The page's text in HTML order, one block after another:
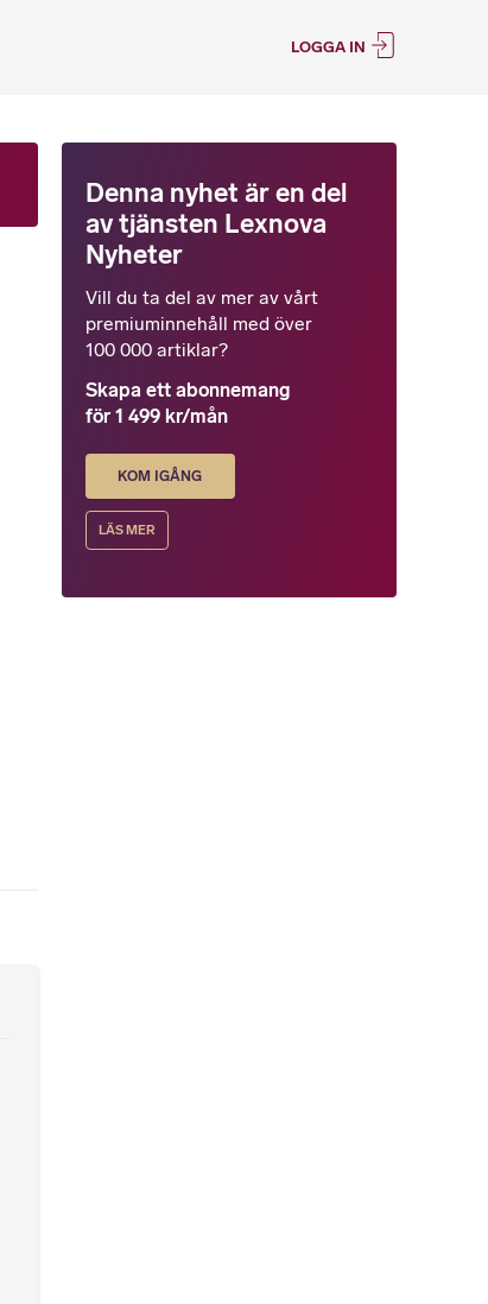
LOGGA IN
Denna nyhet är en del
av tjänsten Lexnova
Nyheter
Vill du ta del av mer av vårt
premiuminnehåll med över
100 000 artiklar?
Skapa ett abonnemang
för 1 499 kr/mån
KOM IGÅNG
LÄS MER